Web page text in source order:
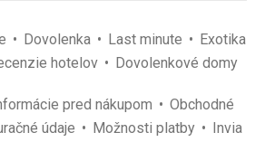
Dovolenka Last minute
Exotika
hotelov Dovolenkové domy
pred nákupom
Obchodné
údaje Možnosti platby
Invia